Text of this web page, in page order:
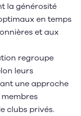
la générosité
en temps
et aux
regroupe
leurs
une approche
clubs privés.